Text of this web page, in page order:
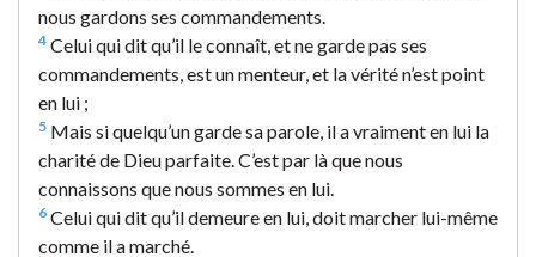
nous gardons ses commandements.
4 Celui qui dit qu’il le connaît, et ne garde pas ses
commandements, est un menteur, et la vérité n’est point
en lui ;
5 Mais si quelqu’un garde sa parole, il a vraiment en lui la
charité de Dieu parfaite. C’est par là que nous
connaissons que nous sommes en lui.
6 Celui qui dit qu’il demeure en lui, doit marcher lui-même
comme il a marché.